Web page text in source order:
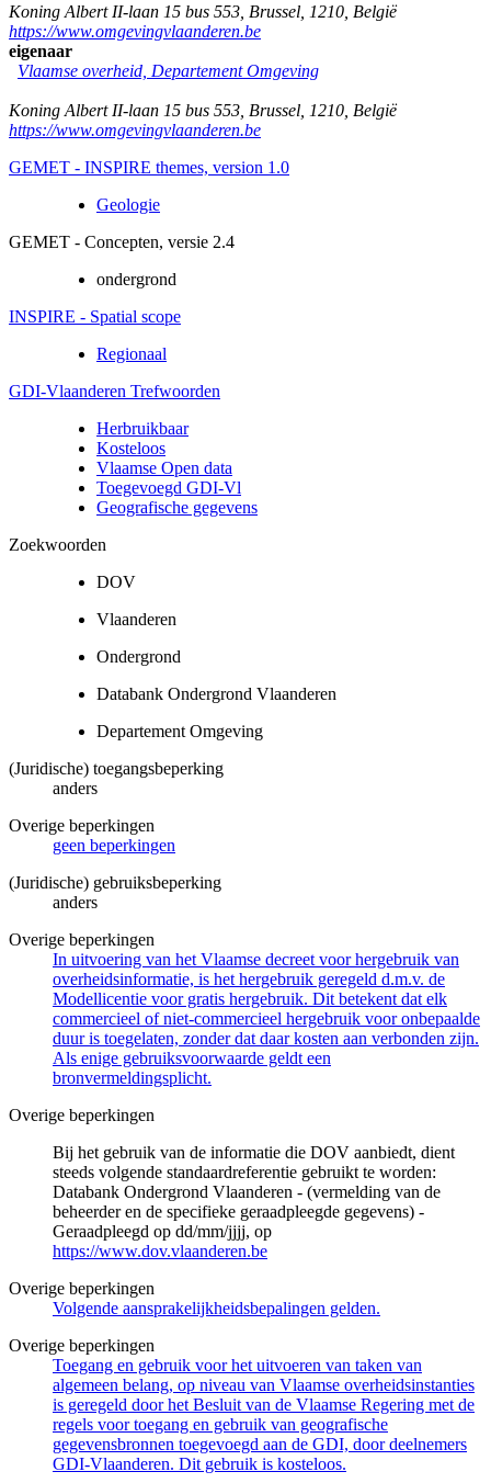
Koning Albert II-laan 15 bus 553 Brussel 1210 België
https://www.omgevingvlaanderen.be
eigenaar
Vlaamse overheid, Departement Omgeving
Koning Albert II-laan 15 bus 553 Brussel 1210 België
https://www.omgevingvlaanderen.be
GEMET - INSPIRE themes, version 1.0
Geologie
GEMET - Concepten, versie 2.4
ondergrond
INSPIRE - Spatial scope
Regionaal
GDI-Vlaanderen Trefwoorden
Herbruikbaar
Kosteloos
Vlaamse Open data
Toegevoegd GDI-Vl
Geografische gegevens
Zoekwoorden
DOV
Vlaanderen
Ondergrond
Databank Ondergrond Vlaanderen
Departement Omgeving
(Juridische) toegangsbeperking
anders
Overige beperkingen
geen beperkingen
(Juridische) gebruiksbeperking
anders
Overige beperkingen
In uitvoering van het Vlaamse decreet voor hergebruik van
overheidsinformatie, is het hergebruik geregeld d.m.v. de
Modellicentie voor gratis hergebruik. Dit betekent dat elk
commercieel of niet-commercieel hergebruik voor onbepaalde
duur is toegelaten, zonder dat daar kosten aan verbonden zijn.
Als enige gebruiksvoorwaarde geldt een
bronvermeldingsplicht.
Overige beperkingen
Bij het gebruik van de informatie die DOV aanbiedt, dient
steeds volgende standaardreferentie gebruikt te worden:
Databank Ondergrond Vlaanderen - (vermelding van de
beheerder en de specifieke geraadpleegde gegevens) -
Geraadpleegd op dd/mm/jjjj, op
https://www.dov.vlaanderen.be
Overige beperkingen
Volgende aansprakelijkheidsbepalingen gelden.
Overige beperkingen
Toegang en gebruik voor het uitvoeren van taken van
algemeen belang, op niveau van Vlaamse overheidsinstanties
is geregeld door het Besluit van de Vlaamse Regering met de
regels voor toegang en gebruik van geografische
gegevensbronnen toegevoegd aan de GDI, door deelnemers
GDI-Vlaanderen. Dit gebruik is kosteloos.